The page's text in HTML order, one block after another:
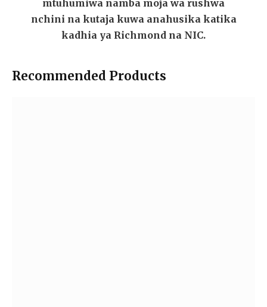
mtuhumiwa namba moja wa rushwa
nchini na kutaja kuwa anahusika katika
kadhia ya Richmond na NIC.
Recommended Products